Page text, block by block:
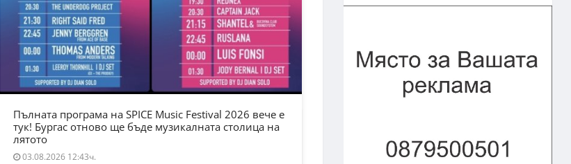
Пълната програма на SPICE Music Festival 2026 вече е
тук! Бургас отново ще бъде музикалната столица на
лятото
03.08.2026 12:43ч.